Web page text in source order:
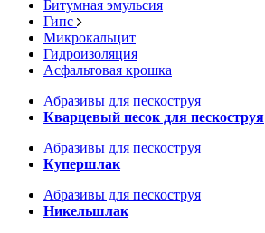
Битумная эмульсия
Гипс
Микрокальцит
Гидроизоляция
Асфальтовая крошка
Абразивы для пескоструя
Кварцевый песок для пескоструя
Абразивы для пескоструя
Купершлак
Абразивы для пескоструя
Никельшлак